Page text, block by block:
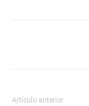
Artículo anterior